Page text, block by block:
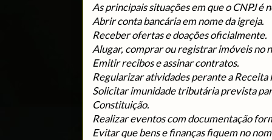
As principais situações em que o CNPJ é
Abrir conta bancária em nome da igreja.
Receber ofertas e doações oficialmente.
Alugar, comprar ou registrar imóveis no
Emitir recibos e assinar contratos.
Regularizar atividades perante a
Solicitar imunidade tributária prevista
Constituição.
Realizar eventos com documentação
Evitar que bens e finanças fiquem no